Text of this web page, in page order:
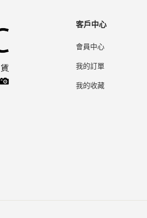
客戶中心
會員中心
我的訂單
我的收藏